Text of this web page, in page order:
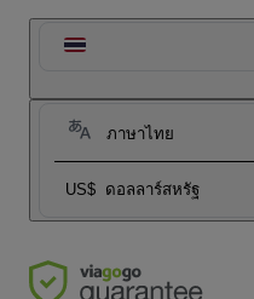
ภาษาไทย
US$ ดอลลาร์สหรัฐ